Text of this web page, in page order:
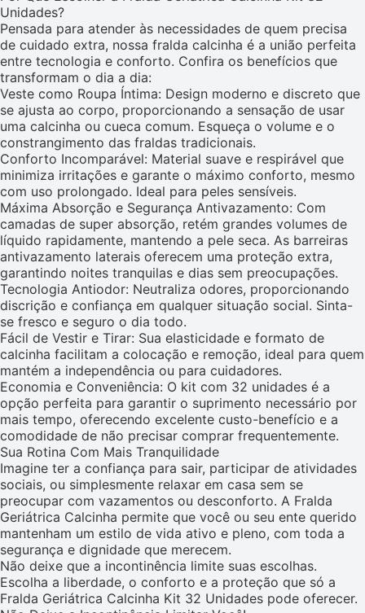
Unidades?
Pensada para atender às necessidades de quem precisa
de cuidado extra, nossa fralda calcinha é a união perfeita
entre tecnologia e conforto. Confira os benefícios que
transformam o dia a dia:
Veste como Roupa Íntima: Design moderno e discreto que
se ajusta ao corpo, proporcionando a sensação de usar
uma calcinha ou cueca comum. Esqueça o volume e o
constrangimento das fraldas tradicionais.
Conforto Incomparável: Material suave e respirável que
minimiza irritações e garante o máximo conforto, mesmo
com uso prolongado. Ideal para peles sensíveis.
Máxima Absorção e Segurança Antivazamento: Com
camadas de super absorção, retém grandes volumes de
líquido rapidamente, mantendo a pele seca. As barreiras
antivazamento laterais oferecem uma proteção extra,
garantindo noites tranquilas e dias sem preocupações.
Tecnologia Antiodor: Neutraliza odores, proporcionando
discrição e confiança em qualquer situação social. Sinta-
se fresco e seguro o dia todo.
Fácil de Vestir e Tirar: Sua elasticidade e formato de
calcinha facilitam a colocação e remoção, ideal para quem
mantém a independência ou para cuidadores.
Economia e Conveniência: O kit com 32 unidades é a
opção perfeita para garantir o suprimento necessário por
mais tempo, oferecendo excelente custo-benefício e a
comodidade de não precisar comprar frequentemente.
Sua Rotina Com Mais Tranquilidade
Imagine ter a confiança para sair, participar de atividades
sociais, ou simplesmente relaxar em casa sem se
preocupar com vazamentos ou desconforto. A Fralda
Geriátrica Calcinha permite que você ou seu ente querido
mantenham um estilo de vida ativo e pleno, com toda a
segurança e dignidade que merecem.
Não deixe que a incontinência limite suas escolhas.
Escolha a liberdade, o conforto e a proteção que só a
Fralda Geriátrica Calcinha Kit 32 Unidades pode oferecer.